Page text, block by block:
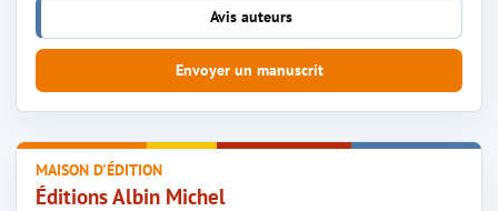
Avis auteurs
Envoyer un manuscrit
MAISON D'ÉDITION
Éditions Albin Michel